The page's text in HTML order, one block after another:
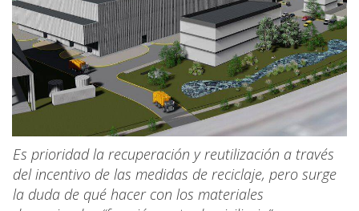
Es prioridad la recuperación y reutilización a través
del incentivo de las medidas de reciclaje, pero surge
la duda de qué hacer con los materiales